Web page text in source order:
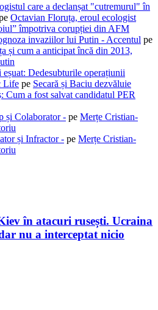
care a declanșat "cutremurul" în
Octavian Floruța, eroul ecologist
împotriva corupției din AFM
invaziilor lui Putin - Accentul pe
și cum a anticipat încă din 2013,
Dedesubturile operațiunii
Life pe Secară și Baciu dezvăluie
Cum a fost salvat candidatul PER
și Colaborator - pe Merțe Cristian-
și Infractor - pe Merțe Cristian-
în atacuri rusești. Ucraina
nu a interceptat nicio